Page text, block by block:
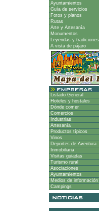
Ayuntamientos
Guía de servicios
Fotos y planos
Rutas
Arte y Artesanía
Monumentos
Leyendas y tradiciones
A vista de pájaro
Listado General
Hoteles y hostales
Dónde comer
Comercios
Industrias
Artesanía
Productos típicos
Vinos
Deportes de Aventura
Inmobiliaria
Visitas guiadas
Turismo rural
Asociaciones
Ayuntamientos
Medios de información
Campings